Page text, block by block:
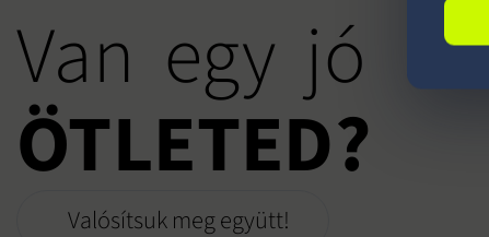
Van egy jó
ÖTLETED?
Valósítsuk meg együtt!